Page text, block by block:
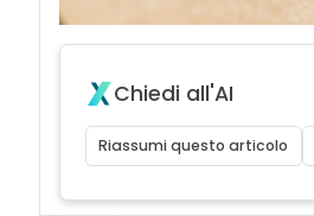
Chiedi all'AI
Riassumi questo articolo